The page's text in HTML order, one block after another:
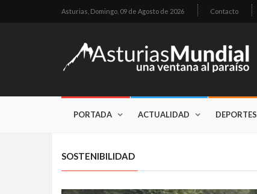
Asturias, Domingo, 09 de Agosto de 2026 Contacto
PORTADA ACTUALIDAD DEPORTES
SOSTENIBILIDAD